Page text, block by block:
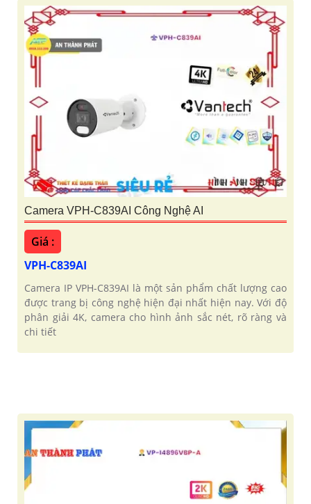
Camera VPH-C839AI Công Nghệ AI
Giá :
VPH-C839AI
Camera IP VPH-C839AI là một sản phẩm chất lượng cao
được trang bị công nghệ hiện đại nhất hiện nay. Với độ
phân giải 4K, camera cho hình ảnh sắc nét, rõ ràng và
chi tiết